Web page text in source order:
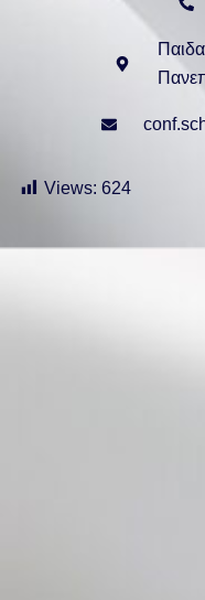
Views: 624